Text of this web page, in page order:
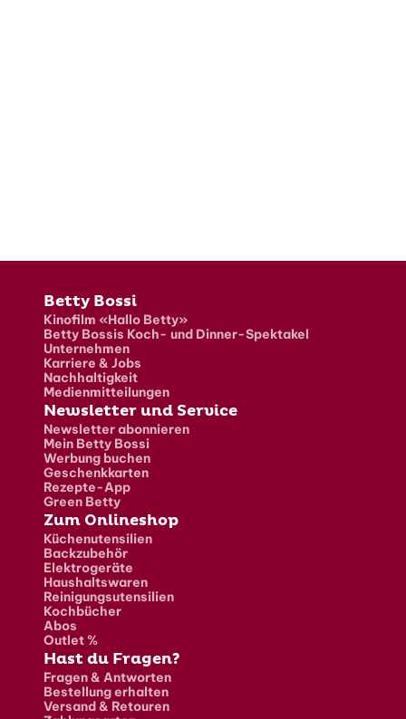
Fusszeile
Betty Bossi
Kinofilm «Hallo Betty»
Betty Bossis Koch- und Dinner-Spektakel
Unternehmen
Karriere & Jobs
Nachhaltigkeit
Medienmitteilungen
Newsletter und Service
Newsletter abonnieren
Mein Betty Bossi
Werbung buchen
Geschenkkarten
Rezepte-App
Green Betty
Zum Onlineshop
Küchenutensilien
Backzubehör
Elektrogeräte
Haushaltswaren
Reinigungsutensilien
Kochbücher
Abos
Outlet %
Hast du Fragen?
Fragen & Antworten
Bestellung erhalten
Versand & Retouren